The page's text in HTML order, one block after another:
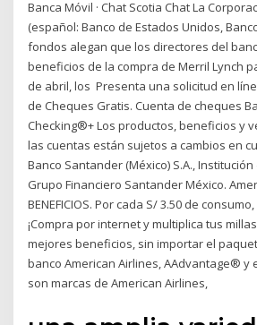
Banca Móvil · Chat Scotia Chat La
(español: Banco de Estados Unidos,
fondos alegan que los directores del
beneficios de la compra de Merril Lynch
de abril, los Presenta una solicitud en
de Cheques Gratis. Cuenta de cheques
Checking®+ Los productos, beneficios y
las cuentas están sujetos a cambios en
Banco Santander (México) S.A.,
Grupo Financiero Santander México.
BENEFICIOS. Por cada S/ 3.50 de
¡Compra por internet y multiplica tus millas
mejores beneficios, sin importar el
banco American Airlines, AAdvantage® y
son marcas de American Airlines,